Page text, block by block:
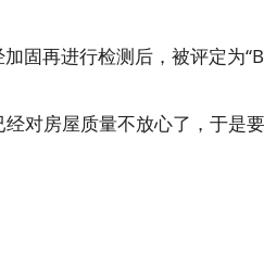
再进行检测后，被评定为“B
房屋质量不放心了，于是